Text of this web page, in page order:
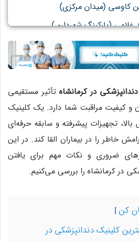
کاوسی (میدان مرکزی)
(پارکینگ شهرداری)
در کرمانشاهتأثیر مستقیمی
و کیفیت مراقبت شما دارد. یک کلینیک
تجهیزات پیشرفته و سابقه حرفه‌ای
خاطر را در بیماران القا کند. در این
ضروری و نکات مهم برای یافتن
در کرمانشاه را بررسی می‌کنیم.
کن
کلینیک دندانپزشکی در